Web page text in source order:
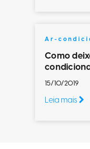
Ar-
Como
15/10/2019
Leia mais